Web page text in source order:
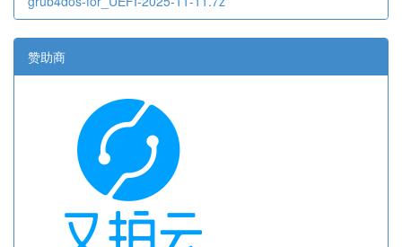
赞助商